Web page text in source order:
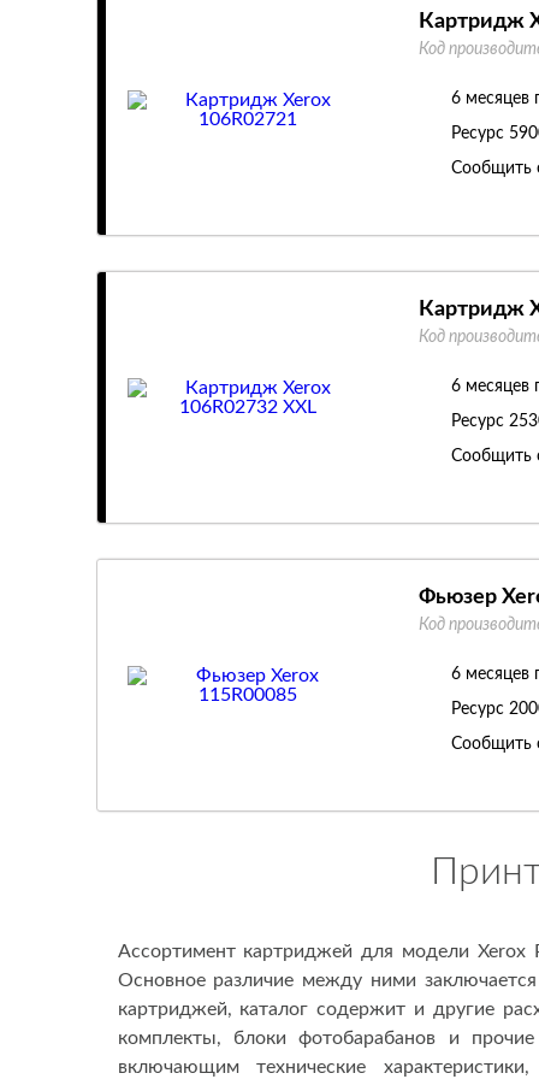
Картридж
Код
6 месяцев
Ресурс
Сообщить
Картридж
Код
6 месяцев
Ресурс
Сообщить
Фьюзер
Код
6 месяцев
Ресурс
Сообщить
Ассортимент картриджей для модели Xerox
Основное различие между ними
картриджей, каталог содержит и другие
комплекты, блоки фотобарабанов и
включающим технические